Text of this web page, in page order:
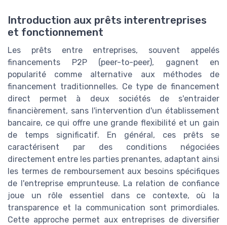
Introduction aux prêts interentreprises
et fonctionnement
Les prêts entre entreprises, souvent appelés
financements P2P (peer-to-peer), gagnent en
popularité comme alternative aux méthodes de
financement traditionnelles. Ce type de financement
direct permet à deux sociétés de s'entraider
financièrement, sans l'intervention d'un établissement
bancaire, ce qui offre une grande flexibilité et un gain
de temps significatif. En général, ces prêts se
caractérisent par des conditions négociées
directement entre les parties prenantes, adaptant ainsi
les termes de remboursement aux besoins spécifiques
de l'entreprise emprunteuse. La relation de confiance
joue un rôle essentiel dans ce contexte, où la
transparence et la communication sont primordiales.
Cette approche permet aux entreprises de diversifier